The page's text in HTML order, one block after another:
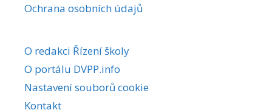
Ochrana osobních údajů
O redakci Řízení školy
O portálu DVPP.info
Nastavení souborů cookie
Kontakt